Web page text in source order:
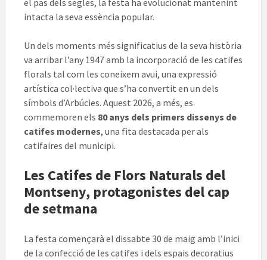
el pas dels segles, la festa ha evolucionat mantenint
intacta la seva essència popular.
Un dels moments més significatius de la seva història
va arribar l’any 1947 amb la incorporació de les catifes
florals tal com les coneixem avui, una expressió
artística col·lectiva que s’ha convertit en un dels
símbols d’Arbúcies. Aquest 2026, a més, es
commemoren els 80 anys dels primers dissenys de
catifes modernes, una fita destacada per als
catifaires del municipi.
Les Catifes de Flors Naturals del
Montseny, protagonistes del cap
de setmana
La festa començarà el dissabte 30 de maig amb l’inici
de la confecció de les catifes i dels espais decoratius